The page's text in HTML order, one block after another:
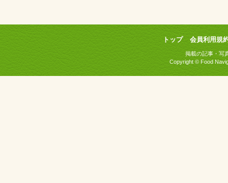
トップ 会員利用規
掲載の記事・写
Copyright © Food